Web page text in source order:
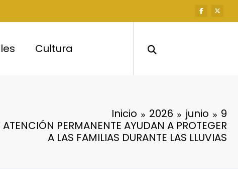
Cultura
Inicio 2026 junio
9
PERMANENTE AYUDAN A PROTEGER
A LAS FAMILIAS DURANTE LAS LLUVIAS